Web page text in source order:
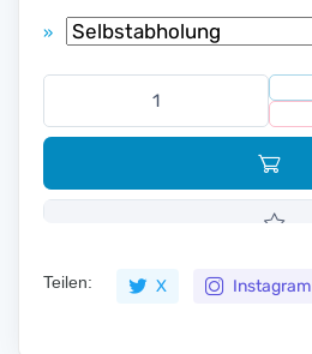
»
Teilen: X Instagram